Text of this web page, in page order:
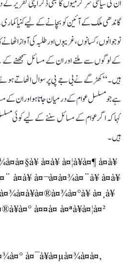
ان کی سیاسی سرگرمیوں کا بھی ذکر اپنی تقریر
گاندھی ملک کے آئین کو بچانے کے لیے
نوجوانوں، کسانوں، غریبوں اور طلبہ کی آواز
کے لوگوں سے ملنے اور ان کے مسائل سمجھنے
ہیں۔‘‘ کھڑگے نے بی جے پی پر سوال اٹھاتے ہوئے
ہے جو مسلسل عوام کے درمیان جاتا ہو اور ان
کہا کہ اگر عوام کے مسائل سننے کے لیے کوئی
ہیں۔
à¤à¥ à¤¦à¥à¤¶ à¤à¥
à¤¬à¤à¤¾à¤¨à¥ à¤à¥
à¤¸à¥
à¤¤à¤ à¤ªà¥à¤¦à¤²
à¤¯à¥à¤µà¤¾à¤à¤,